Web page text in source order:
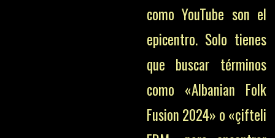
como YouTube son el
epicentro. Solo tienes
que buscar términos
como «Albanian Folk
Fusion 2024» o «çifteli